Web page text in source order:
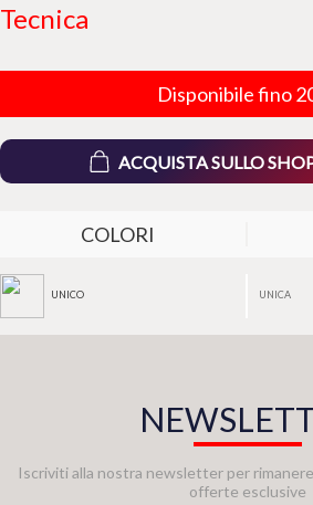
Tecnica
Disponibile fino
ACQUISTA SULLO
COLORI
UNICO UNICA
Iscriviti alla nostra newsletter per
offerte esclusive